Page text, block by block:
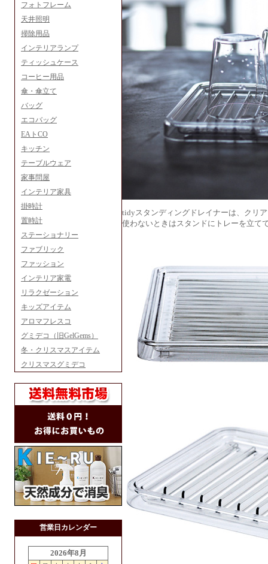
フォトフレーム
天井照明
掃除用品
インテリアランプ
ティッシュケース
コーヒー用品
傘・傘立て
バッグ
エコバッグ
EAトCO
キッチン
テーブルウェア
家事問屋
インテリア家具
掛時計
置時計
ステーショナリー
ファブリック
ファッション
インテリア家電
リラクゼーション
キッズアイテム
アロマフレスコ
グミデコ（旧GelGems）
冬・クリスマスアイテム
クリスマスグミデコ
営業日カレンダー
2026年8月
tidyスタンディングドレイナーは、クリ
使わないときはスタンドにトレーを立て